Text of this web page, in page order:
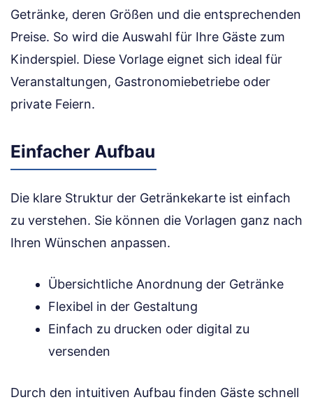
Getränke, deren Größen und die entsprechenden
Preise. So wird die Auswahl für Ihre Gäste zum
Kinderspiel. Diese Vorlage eignet sich ideal für
Veranstaltungen, Gastronomiebetriebe oder
private Feiern.
Einfacher Aufbau
Die klare Struktur der Getränkekarte ist einfach
zu verstehen. Sie können die Vorlagen ganz nach
Ihren Wünschen anpassen.
Übersichtliche Anordnung der Getränke
Flexibel in der Gestaltung
Einfach zu drucken oder digital zu
versenden
Durch den intuitiven Aufbau finden Gäste schnell